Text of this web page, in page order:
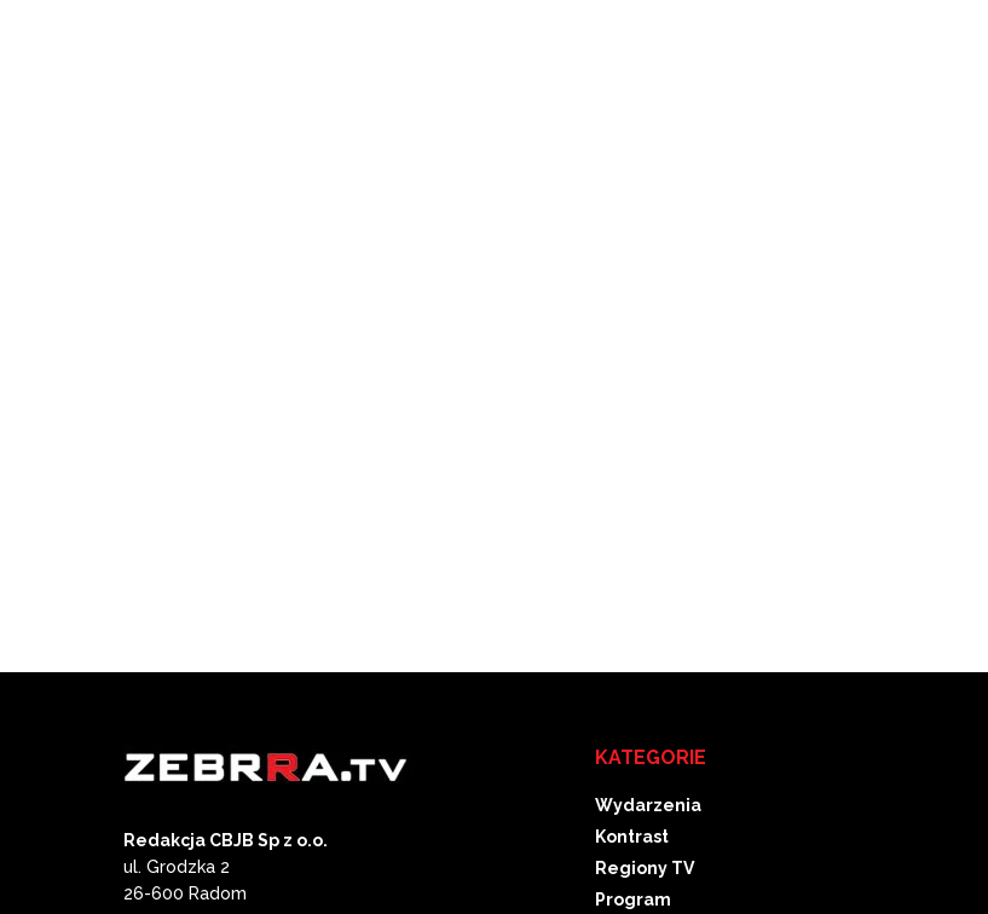
Redakcja CBJB Sp z o.o.
ul. Grodzka 2
26-600 Radom
KATEGORIE
Wydarzenia
Kontrast
Regiony TV
Program